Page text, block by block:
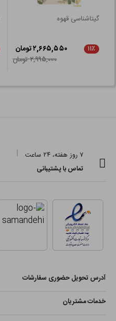
گیتاشناسی قهوه
۱۱٪
۲,۶۶۵,۵۵۰ تومان
۲,۹۹۵,۰۰۰ تومان
۷ روز هفته، ۲۴ ساعت
تماس با پشتیبانی
آدرس تحویل حضوری سفارشات
خدمات مشتریان